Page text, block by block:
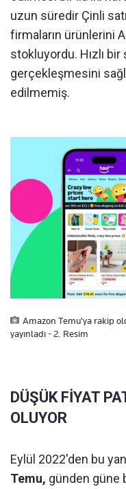
uzun süredir Çinli
firmaların ürünlerini
stokluyordu. Hızlı
gerçekleşmesini
edilmemiş.
Amazon Temu'ya rakip
yayınladı - 2. Resim
DÜŞÜK FİYAT
OLUYOR
Eylül 2022'den bu
Temu, günden güne